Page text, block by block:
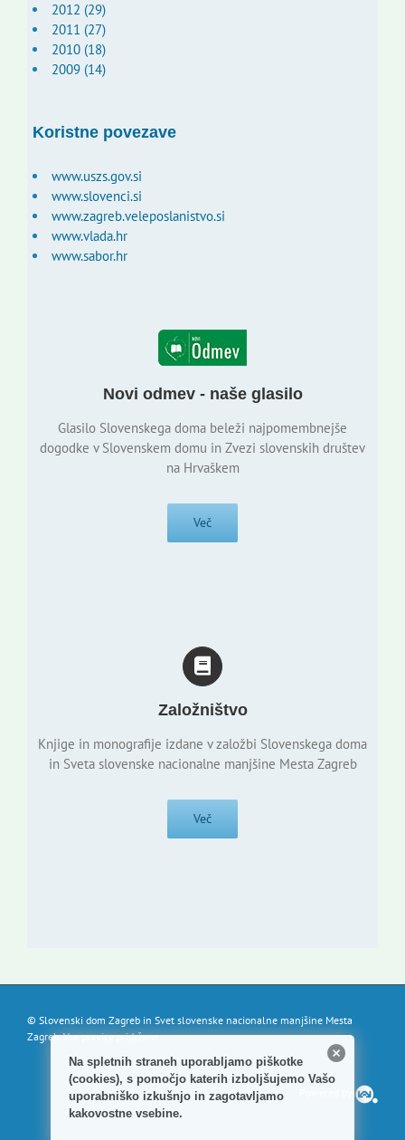
2012 (29)
2011 (27)
2010 (18)
2009 (14)
Koristne povezave
www.uszs.gov.si
www.slovenci.si
www.zagreb.veleposlanistvo.si
www.vlada.hr
www.sabor.hr
Novi odmev - naše glasilo
Glasilo Slovenskega doma beleži najpomembnejše
dogodke v Slovenskem domu in Zvezi slovenskih društev
na Hrvaškem
Več
Založništvo
Knjige in monografije izdane v založbi Slovenskega doma
in Sveta slovenske nacionalne manjšine Mesta Zagreb
Več
© Slovenski dom Zagreb in Svet slovenske nacionalne manjšine Mesta
Zagreb. Vse pravice pridržane.
Na spletnih straneh uporabljamo piškotke
(cookies), s pomočjo katerih izboljšujemo Vašo
uporabniško izkušnjo in zagotavljamo
kakovostne vsebine.